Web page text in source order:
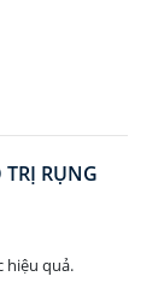
RỤNG
hiệu quả.